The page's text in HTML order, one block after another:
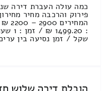
כמה עולה העברת דירה
שקל / זמן נסיעה בין ערים 16